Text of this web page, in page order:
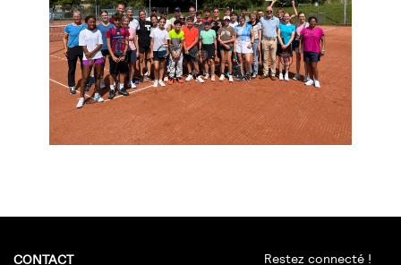
CONTACT Restez connecté !